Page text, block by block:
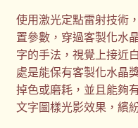
使用激光定點雷射技術
置參數，穿過客製化水
字的手法，視覺上接近
處是能保有客製化水晶
掉色或磨耗，並且能夠
文字圖樣光影效果，繽